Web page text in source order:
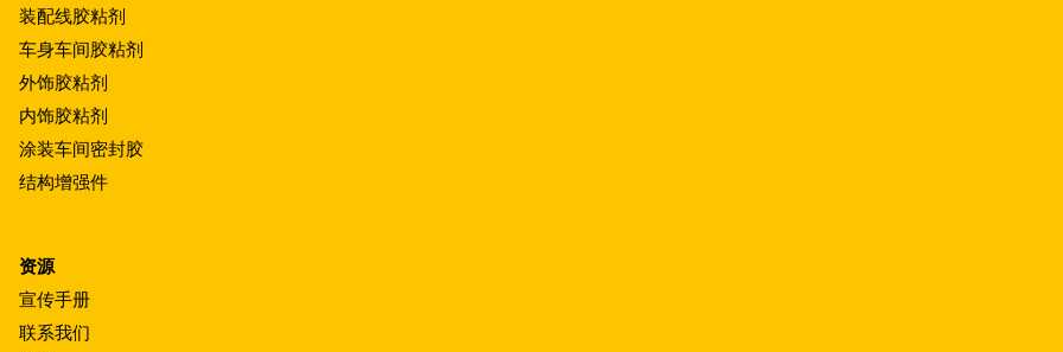
装配线胶粘剂
车身车间胶粘剂
外饰胶粘剂
内饰胶粘剂
涂装车间密封胶
结构增强件
资源
宣传手册
联系我们